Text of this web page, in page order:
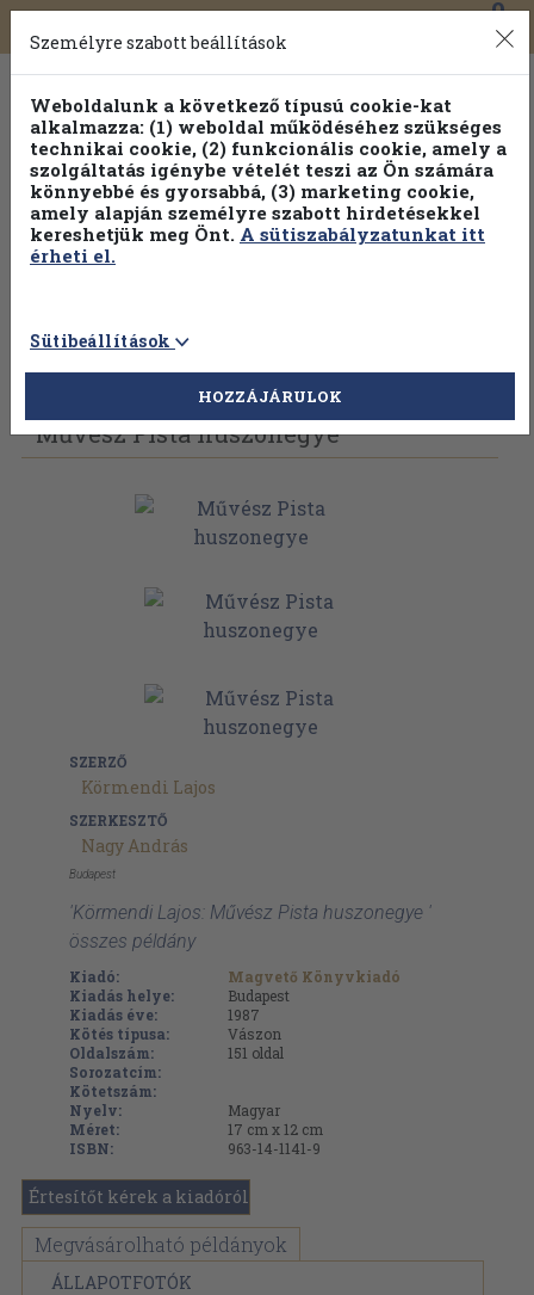
Toggle
navigation
0
Vissza az előző oldalra Válasszon példányt
Művész Pista huszonegye
SZERZŐ
Körmendi Lajos
SZERKESZTŐ
Nagy András
Budapest
'Körmendi Lajos: Művész Pista huszonegye '
összes példány
Kiadó:
Magvető Könyvkiadó
Kiadás helye:
Budapest
Kiadás éve:
1987
Kötés típusa:
Vászon
Oldalszám:
151 oldal
Sorozatcím:
Kötetszám:
Nyelv:
Magyar
Méret:
17 cm x 12 cm
ISBN:
963-14-1141-9
Értesítőt kérek a kiadóról
Megvásárolható példányok
ÁLLAPOTFOTÓK
Személyre szabott beállítások
Weboldalunk a következő típusú cookie-kat
alkalmazza: (1) weboldal működéséhez szükséges
technikai cookie, (2) funkcionális cookie, amely a
szolgáltatás igénybe vételét teszi az Ön számára
könnyebbé és gyorsabbá, (3) marketing cookie,
amely alapján személyre szabott hirdetésekkel
kereshetjük meg Önt. A sütiszabályzatunkat itt
érheti el.
Sütibeállítások
HOZZÁJÁRULOK